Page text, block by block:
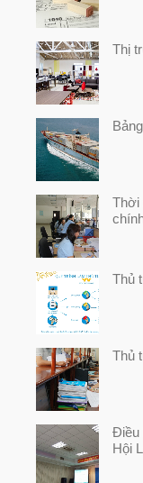
Thị
Thời
Thủ
Thủ
Điều
Hội